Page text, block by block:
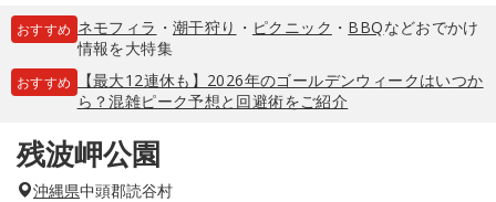
おすすめ ネモフィラ ・ 潮干狩り ・ ピクニック ・ BBQなどおでかけ
情報を大特集
おすすめ
【最大12連休も】2026年のゴールデンウィークはいつか
ら？混雑ピーク予想と回避術をご紹介
残波岬公園
沖縄県中頭郡読谷村